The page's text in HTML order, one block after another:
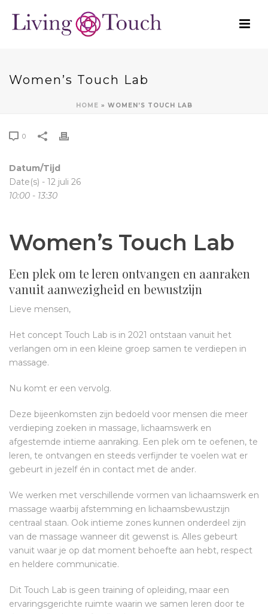
Women’s Touch Lab
HOME » WOMEN’S TOUCH LAB
0
Datum/Tijd
Date(s) - 12 juli 26
10:00 - 13:30
Women’s Touch Lab
Een plek om te leren ontvangen en aanraken
vanuit aanwezigheid en bewustzijn
Lieve mensen,
Het concept Touch Lab is in 2021 ontstaan vanuit het
verlangen om in een kleine groep samen te verdiepen in
massage.
Nu komt er een vervolg.
Deze bijeenkomsten zijn bedoeld voor mensen die meer
verdieping zoeken in massage, lichaamswerk en
afgestemde intieme aanraking. Een plek om te oefenen, te
leren, te ontvangen en steeds verfijnder te voelen wat er
gebeurt in jezelf én in contact met de ander.
We werken met verschillende vormen van lichaamswerk en
massage waarbij afstemming en lichaamsbewustzijn
centraal staan. Ook intieme zones kunnen onderdeel zijn
van de massage wanneer dit gewenst is. Alles gebeurt
vanuit waar je op dat moment behoefte aan hebt, respect
en heldere communicatie.
Dit Touch Lab is geen training of opleiding, maar een
ervaringsgerichte ruimte waarin we samen leren door te